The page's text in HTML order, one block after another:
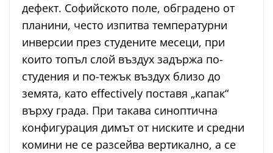
дефект. Софийското поле, обградено от
планини, често изпитва температурни
инверсии през студените месеци, при
които топъл слой въздух задържа по-
студения и по-тежък въздух близо до
земята, като effectively поставя „капак“
върху града. При такава синоптична
конфигурация димът от ниските и средни
комини не се разсейва вертикално, а се